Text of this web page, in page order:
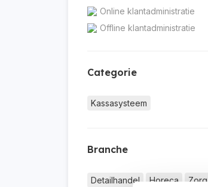
Online klantadministratie
Offline klantadministratie
Categorie
Kassasysteem
Branche
Detailhandel Horeca Zorg